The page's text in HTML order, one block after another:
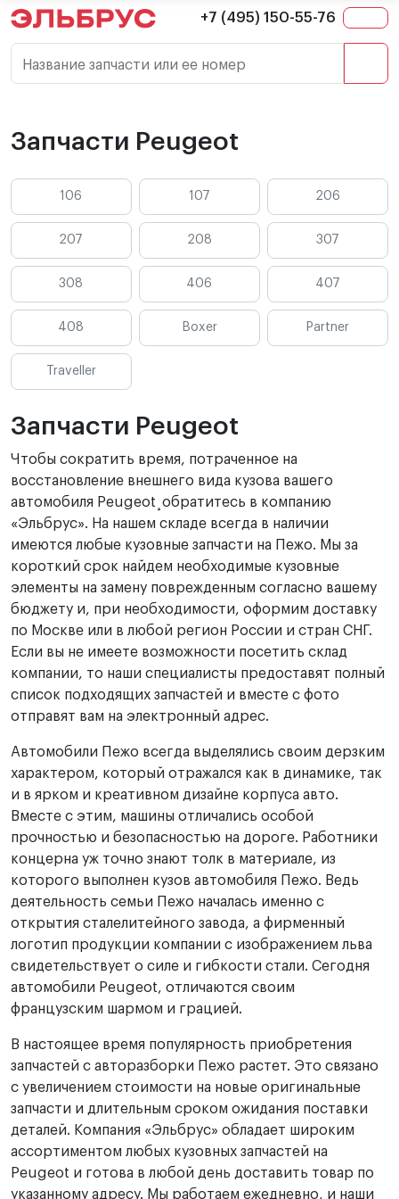
+7 (495) 150-55-76
Название запчасти или ее номер
Запчасти Peugeot
106 107 206
207 208 307
308 406 407
408 Boxer Partner
Traveller
Запчасти Peugeot
Чтобы сократить время, потраченное на
восстановление внешнего вида кузова вашего
автомобиля Peugeot¸обратитесь в компанию
«Эльбрус». На нашем складе всегда в наличии
имеются любые кузовные запчасти на Пежо. Мы за
короткий срок найдем необходимые кузовные
элементы на замену поврежденным согласно вашему
бюджету и, при необходимости, оформим доставку
по Москве или в любой регион России и стран СНГ.
Если вы не имеете возможности посетить склад
компании, то наши специалисты предоставят полный
список подходящих запчастей и вместе с фото
отправят вам на электронный адрес.
Автомобили Пежо всегда выделялись своим дерзким
характером, который отражался как в динамике, так
и в ярком и креативном дизайне корпуса авто.
Вместе с этим, машины отличались особой
прочностью и безопасностью на дороге. Работники
концерна уж точно знают толк в материале, из
которого выполнен кузов автомобиля Пежо. Ведь
деятельность семьи Пежо началась именно с
открытия сталелитейного завода, а фирменный
логотип продукции компании с изображением льва
свидетельствует о силе и гибкости стали. Сегодня
автомобили Peugeot, отличаются своим
французским шармом и грацией.
В настоящее время популярность приобретения
запчастей с авторазборки Пежо растет. Это связано
с увеличением стоимости на новые оригинальные
запчасти и длительным сроком ожидания поставки
деталей. Компания «Эльбрус» обладает широким
ассортиментом любых кузовных запчастей на
Peugeot и готова в любой день доставить товар по
указанному адресу. Мы работаем ежедневно, и наши